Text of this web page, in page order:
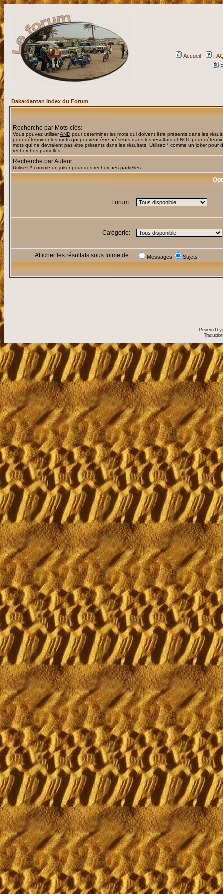
Accueil
Dakardantan Index du Forum
Recherche par Mots-clés:
Vous pouvez utiliserAND pour déterminer les mots qui doivent être présents dans les
pour déterminer les mots qui peuvent être présents dans les résultats et NOT pour
mots qui ne devraient pas être présents dans les résultats. Utilisez * comme un joker pour
recherches partielles
Recherche par Auteur:
Utilisez * comme un joker pour des recherches partielles
Forum:
Catégorie:
Afficher les résultats sous forme de: Messages Sujets
Powered by